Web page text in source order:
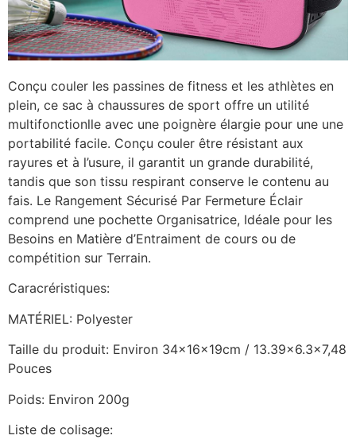
Conçu couler les passines de fitness et les athlètes en
plein, ce sac à chaussures de sport offre un utilité
multifonctionlle avec une poignère élargie pour une une
portabilité facile. Conçu couler être résistant aux
rayures et à l’usure, il garantit un grande durabilité,
tandis que son tissu respirant conserve le contenu au
fais. Le Rangement Sécurisé Par Fermeture Éclair
comprend une pochette Organisatrice, Idéale pour les
Besoins en Matière d’Entraiment de cours ou de
compétition sur Terrain.
Caracréristiques:
MATÉRIEL: Polyester
Taille du produit: Environ 34x16x19cm / 13.39×6.3×7,48
Pouces
Poids: Environ 200g
Liste de colisage: